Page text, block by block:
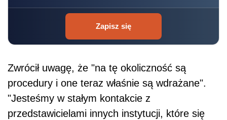
Zapisz się
Zwrócił uwagę, że "na tę okoliczność są
procedury i one teraz właśnie są wdrażane".
"Jesteśmy w stałym kontakcie z
przedstawicielami innych instytucji, które się